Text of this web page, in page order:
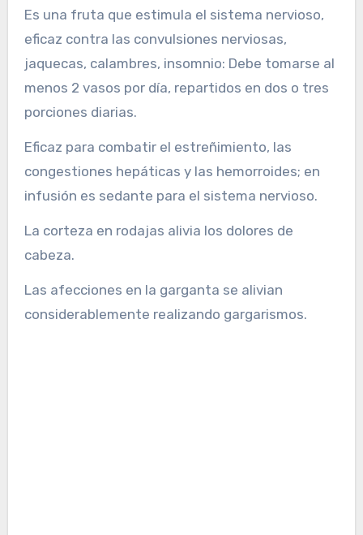
Es una fruta que estimula el sistema nervioso,
eficaz contra las convulsiones nerviosas,
jaquecas, calambres, insomnio: Debe tomarse al
menos 2 vasos por día, repartidos en dos o tres
porciones diarias.
Eficaz para combatir el estreñimiento, las
congestiones hepáticas y las hemorroides; en
infusión es sedante para el sistema nervioso.
La corteza en rodajas alivia los dolores de
cabeza.
Las afecciones en la garganta se alivian
considerablemente realizando gargarismos.